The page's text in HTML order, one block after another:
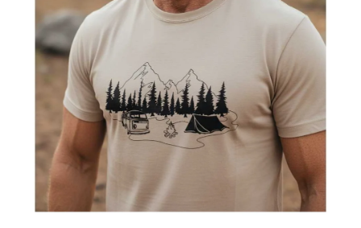
MÁM SRDCE POMÁHÁM
PROVIZNÍ SYSTÉM
Časté otázky
Obchodní podmínky
Zásady zpracování ochrany osobních údajů
Napište nám